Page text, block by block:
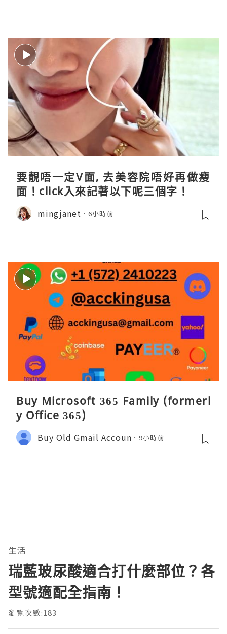
要靚唔一定V面, 去美容院唔好再做瘦
面！click入來記著以下呢三個字！
mingjanet 6小時前
Buy Microsoft 365 Family (formerl
y Office 365)
Buy Old Gmail Accoun 9小時前
生活
瑞藍玻尿酸適合打什麼部位？各
型號適配全指南！
瀏覽次數:183